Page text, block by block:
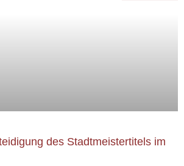
des Stadtmeistertitels im